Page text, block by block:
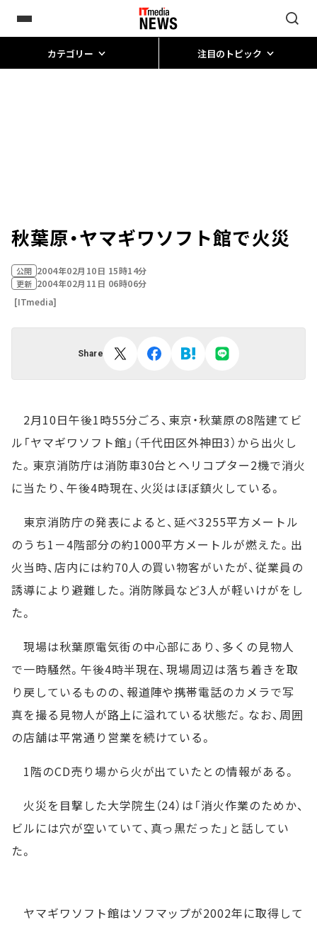
カテゴリー 注目のトピック
秋葉原・ヤマギワソフト館で火災
公開 2004年02月10日 15時14分
更新 2004年02月11日 06時06分
[ITmedia]
Share
2月10日午後1時55分ごろ、東京・秋葉原の8階建てビ
ル「ヤマギワソフト館」（千代田区外神田3）から出火し
た。東京消防庁は消防車30台とヘリコプター2機で消火
に当たり、午後4時現在、火災はほぼ鎮火している。
東京消防庁の発表によると、延べ3255平方メートル
のうち1－4階部分の約1000平方メートルが燃えた。出
火当時、店内には約70人の買い物客がいたが、従業員の
誘導により避難した。消防隊員など3人が軽いけがをし
た。
現場は秋葉原電気街の中心部にあり、多くの見物人
で一時騒然。午後4時半現在、現場周辺は落ち着きを取
り戻しているものの、報道陣や携帯電話のカメラで写
真を撮る見物人が路上に溢れている状態だ。なお、周囲
の店舗は平常通り営業を続けている。
1階のCD売り場から火が出ていたとの情報がある。
火災を目撃した大学院生（24）は「消火作業のためか、
ビルには穴が空いていて、真っ黒だった」と話してい
た。
ヤマギワソフト館はソフマップが2002年に取得して